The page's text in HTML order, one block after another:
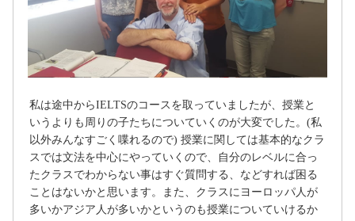
私は途中からIELTSのコースを取っていましたが、授業と
いうよりも周りの子たちについていくのが大変でした。(私
以外みんなすごく喋れるので) 授業に関しては基本的なクラ
スでは文法を中心にやっていくので、自分のレベルに合っ
たクラスでわからない事はすぐ質問する、などすれば困る
ことはないかと思います。また、クラスにヨーロッパ人が
多いかアジア人が多いかというのも授業についていけるか